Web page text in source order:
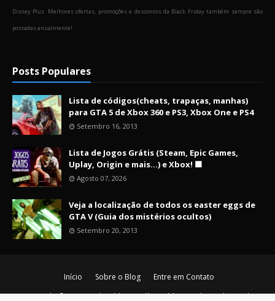
Disney Plus. Melhores ofertas, promoções e descontos da Black Friday também sempre são
postadas anualmente!
Posts Populares
Lista de códigos(cheats, trapaças, manhas)
para GTA 5 de Xbox 360 e PS3, Xbox One e PS4
Setembro 16, 2013
Lista de Jogos Grátis (Steam, Epic Games,
Uplay, Origin e mais...) e Xbox! 🟩
Agosto 07, 2026
Veja a localização de todos os easter eggs de
GTA V (Guia dos mistérios ocultos)
Setembro 20, 2013
Início Sobre o Blog
Entre em Contato
Copyright ©2026Nerd Maldito - O último blog nerd vivo da era de